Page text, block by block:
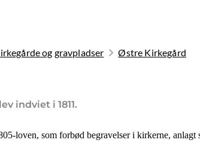
og gravpladser Østre Kirkegård
indviet i 1811.
loven, som forbød begravelser i kirkerne,